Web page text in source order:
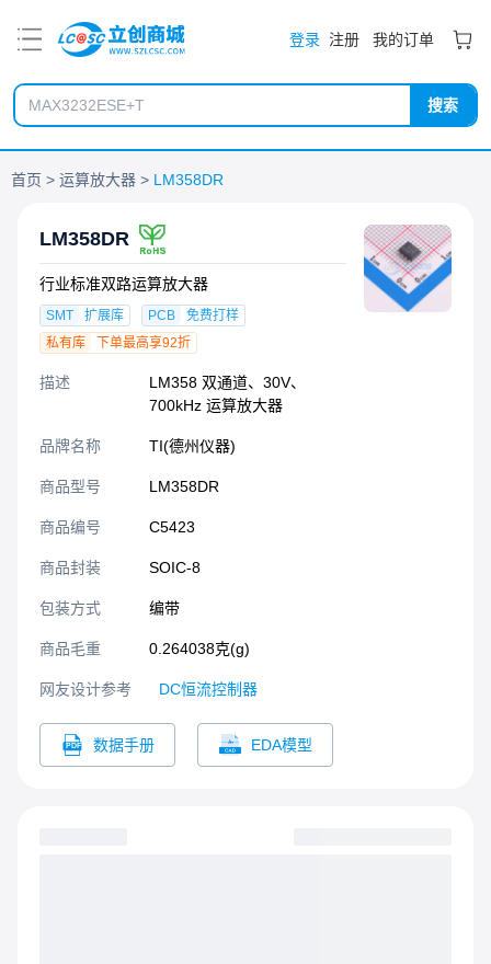
登录 注册 我的订单
搜索
首页 运算放大器 LM358DR
LM358DR
行业标准双路运算放大器
SMT 扩展库 PCB
免费打样
私有库
下单最高享92折
描述
LM358 双通道、30V、
700kHz 运算放大器
品牌名称 TI(德州仪器)
商品型号 LM358DR
商品编号 C5423
商品封装 SOIC-8​
包装方式 编带
商品毛重 0.264038克(g)
网友设计参考 DC恒流控制器
数据手册 EDA模型